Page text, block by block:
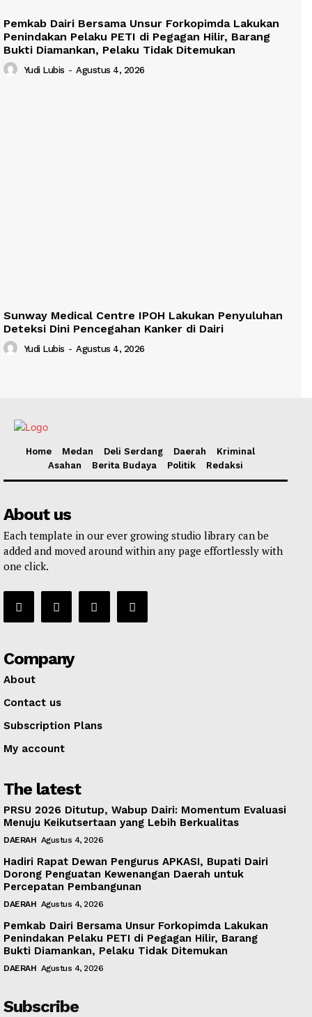
Pemkab Dairi Bersama Unsur Forkopimda Lakukan
Penindakan Pelaku PETI di Pegagan Hilir, Barang
Bukti Diamankan, Pelaku Tidak Ditemukan
Yudi Lubis - Agustus 4, 2026
Sunway Medical Centre IPOH Lakukan Penyuluhan
Deteksi Dini Pencegahan Kanker di Dairi
Yudi Lubis - Agustus 4, 2026
Home Medan Deli Serdang Daerah
Kriminal
Asahan
Berita Budaya Politik Redaksi
About us
Each template in our ever growing studio library can be
added and moved around within any page effortlessly with
one click.
Company
About
Contact us
Subscription Plans
My account
The latest
PRSU 2026 Ditutup, Wabup Dairi: Momentum Evaluasi
Menuju Keikutsertaan yang Lebih Berkualitas
DAERAH Agustus 4, 2026
Hadiri Rapat Dewan Pengurus APKASI, Bupati Dairi
Dorong Penguatan Kewenangan Daerah untuk
Percepatan Pembangunan
DAERAH Agustus 4, 2026
Pemkab Dairi Bersama Unsur Forkopimda Lakukan
Penindakan Pelaku PETI di Pegagan Hilir, Barang
Bukti Diamankan, Pelaku Tidak Ditemukan
DAERAH Agustus 4, 2026
Subscribe